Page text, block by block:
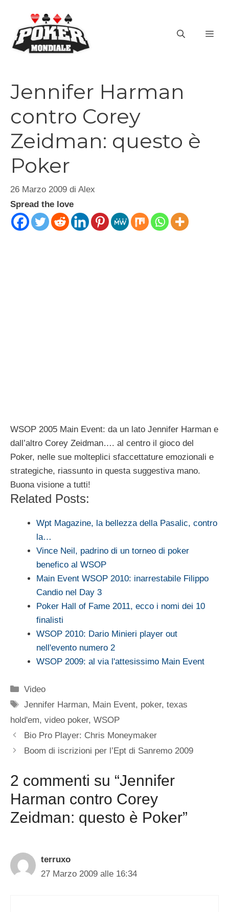
contenuto
Jennifer Harman
contro Corey
Zeidman: questo è
Poker
26 Marzo 2009 di Alex
Spread the love
WSOP 2005 Main Event: da un lato Jennifer Harman e
dall’altro Corey Zeidman…. al centro il gioco del
Poker, nelle sue molteplici sfaccettature emozionali e
strategiche, riassunto in questa suggestiva mano.
Buona visione a tutti!
Related Posts:
Wpt Magazine, la bellezza della Pasalic, contro
la…
Vince Neil, padrino di un torneo di poker
benefico al WSOP
Main Event WSOP 2010: inarrestabile Filippo
Candio nel Day 3
Poker Hall of Fame 2011, ecco i nomi dei 10
finalisti
WSOP 2010: Dario Minieri player out
nell'evento numero 2
WSOP 2009: al via l'attesissimo Main Event
Categorie
Video
Tag
Jennifer Harman, Main Event, poker,texas
hold'em, video poker, WSOP
Bio Pro Player: Chris Moneymaker
Boom di iscrizioni per l’Ept di Sanremo 2009
2 commenti su “Jennifer
Harman contro Corey
Zeidman: questo è Poker”
terruxo
27 Marzo 2009 alle 16:34